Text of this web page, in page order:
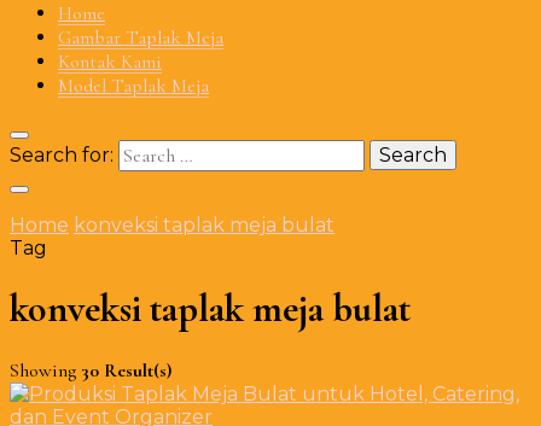
Home
Gambar Taplak Meja
Kontak Kami
Model Taplak Meja
Search for:
Home konveksi taplak meja bulat
Tag
konveksi taplak meja bulat
Showing 30 Result(s)